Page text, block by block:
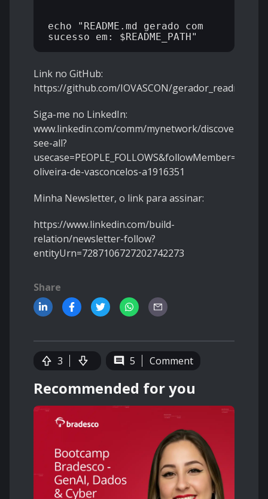
echo "README.md gerado com
Link no GitHub:
https://github.com/IOVASCON/gerador_readme
Siga-me no LinkedIn:
www.linkedin.com/comm/mynetwork/discovery-
see-all?
oliveira-de-vasconcelos-a1916351
Minha Newsletter, o link para assinar:
https://www.linkedin.com/build-
relation/newsletter-follow?
entityUrn=7287106727202742273
Share
3 5 Comment
Recommended for you